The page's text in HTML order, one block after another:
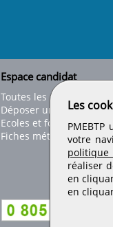
Espace candidat
Toutes les offres
Déposer un CV
Ecoles et formations
Fiches métiers
Les
votre
politique
réaliser
en
en